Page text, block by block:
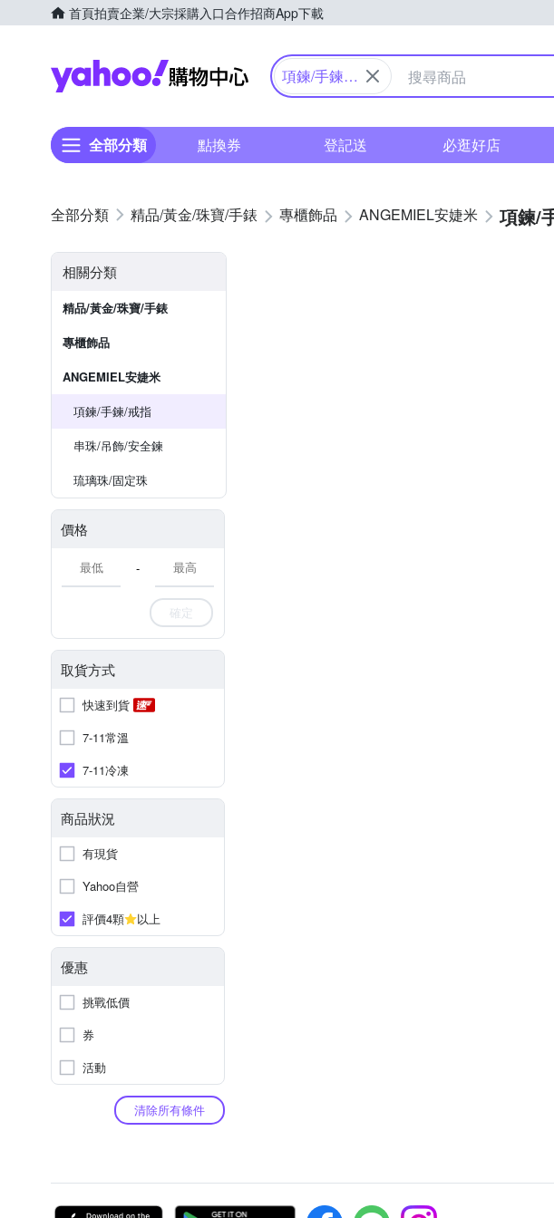
首頁拍賣企業/大宗採購入口合作招商App下載
Yahoo購物中心
項鍊/手鍊/
全部分類 點換券 登記送 必逛好店
精品/黃金/珠寶/手錶 專櫃飾品 ANGEMIEL安婕米 項鍊/
相關分類
精品/黃金/珠寶/手錶
專櫃飾品
ANGEMIEL安婕米
項鍊/手鍊/戒指
串珠/吊飾/安全鍊
琉璃珠/固定珠
價格
-
確定
取貨方式
快速到貨
7-11常溫
7-11冷凍
商品狀況
有現貨
Yahoo自營
評價4顆
以上
優惠
挑戰低價
券
活動
清除所有條件